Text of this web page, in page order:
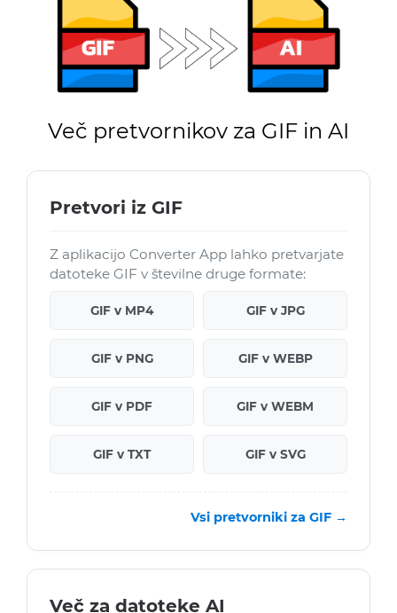
Več pretvornikov za GIF in AI
Pretvori iz GIF
Z aplikacijo Converter App lahko pretvarjate
datoteke GIF v številne druge formate:
GIF v MP4 GIF v JPG
GIF v PNG GIF v WEBP
GIF v PDF GIF v WEBM
GIF v TXT GIF v SVG
Vsi pretvorniki za GIF →
Več za datoteke AI